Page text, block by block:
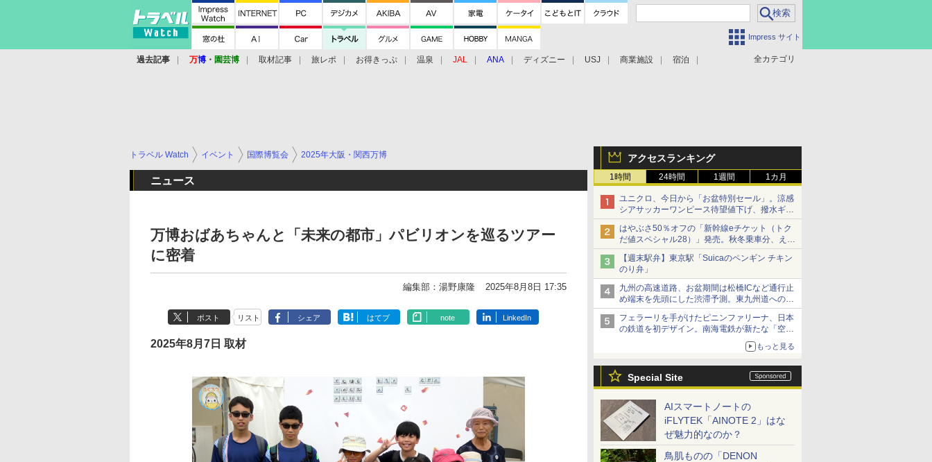
Impress サイト
全カテゴリ
過去記事 万博 ・ 園芸博 取材記事 旅レポ お得きっぷ 温泉 JAL ANA ディズニー USJ 商業施設 宿泊
アクセスランキング
1時間 24時間 1週間 1カ月
ユニクロ、今日から「お盆特別セール」。涼感
シアサッカーワンピース待望値下げ、撥水ギア
ショーツは1990円に
はやぶさ50％オフの「新幹線eチケット（トク
だ値スペシャル28）」発売。秋冬乗車分、えき
ねっと限定
【週末駅弁】東京駅「Suicaのペンギン チキン
のり弁」
九州の高速道路、お盆期間は松橋ICなど通行止
め端末を先頭にした渋滞予測。東九州道への迂
回は料金調整を実施
フェラーリを手がけたピニンファリーナ、日本
の鉄道を初デザイン。南海電鉄が新たな「空港
もっと見る
Special Site
AIスマートノートの
iFLYTEK「AINOTE 2」はな
ぜ魅力的なのか？
鳥肌ものの「DENON
トラベル Watch イベント 国際博覧会 2025年大阪・関西万博
ニュース
万博おばあちゃんと「未来の都市」パビリオンを巡るツアー
に密着
編集部：湯野康隆 2025年8月8日 17:35
ポスト リスト シェア はてブ note LinkedIn
2025年8月7日 取材